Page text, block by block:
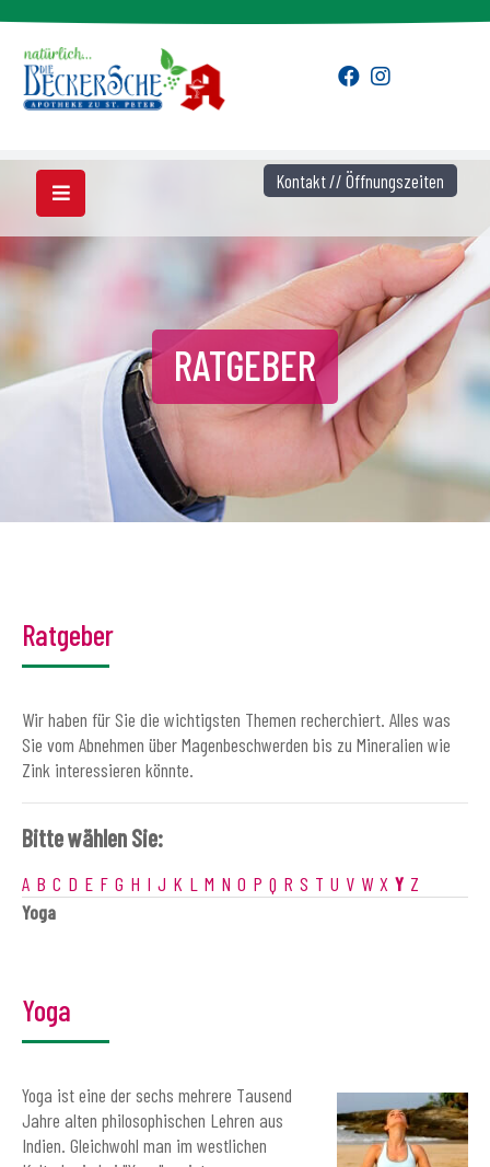
RATGEBER
Ratgeber
Wir haben für Sie die wichtigsten Themen recherchiert. Alles was
Sie vom Abnehmen über Magenbeschwerden bis zu Mineralien wie
Zink interessieren könnte.
Bitte wählen Sie:
A B C D E F G H I J K L M N O P Q R S T U V W X Y Z
Yoga
Yoga
Yoga ist eine der sechs mehrere Tausend
Jahre alten philosophischen Lehren aus
Indien. Gleichwohl man im westlichen
Kontakt // Öffnungszeiten